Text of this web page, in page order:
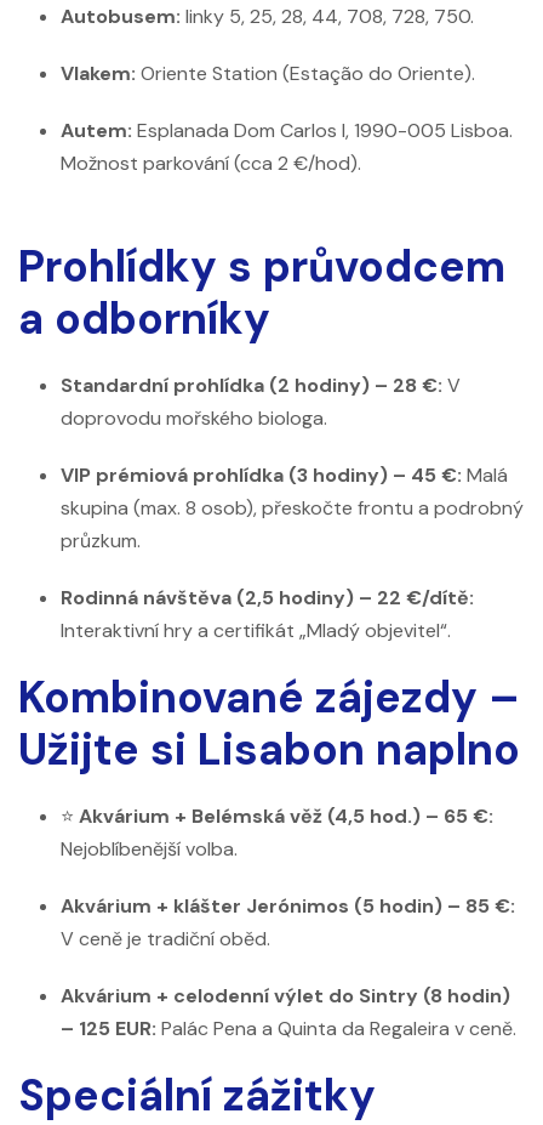
Autobusem: linky 5, 25, 28, 44, 708, 728, 750.
Vlakem: Oriente Station (Estação do Oriente).
Autem: Esplanada Dom Carlos I, 1990-005 Lisboa.
Možnost parkování (cca 2 €/hod).
Prohlídky s průvodcem
a odborníky
Standardní prohlídka (2 hodiny) – 28 €: V
doprovodu mořského biologa.
VIP prémiová prohlídka (3 hodiny) – 45 €: Malá
skupina (max. 8 osob), přeskočte frontu a podrobný
průzkum.
Rodinná návštěva (2,5 hodiny) – 22 €/dítě:
Interaktivní hry a certifikát „Mladý objevitel“.
Kombinované zájezdy –
Užijte si Lisabon naplno
⭐ Akvárium + Belémská věž (4,5 hod.) – 65 €:
Nejoblíbenější volba.
Akvárium + klášter Jerónimos (5 hodin) – 85 €:
V ceně je tradiční oběd.
Akvárium + celodenní výlet do Sintry (8 hodin)
– 125 EUR: Palác Pena a Quinta da Regaleira v ceně.
Speciální zážitky